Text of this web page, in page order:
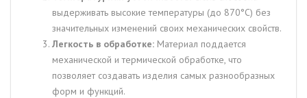
выдерживать высокие температуры (до 870°C) без
значительных изменений своих механических свойств.
Легкость в обработке: Материал поддается
механической и термической обработке, что
позволяет создавать изделия самых разнообразных
форм и функций.